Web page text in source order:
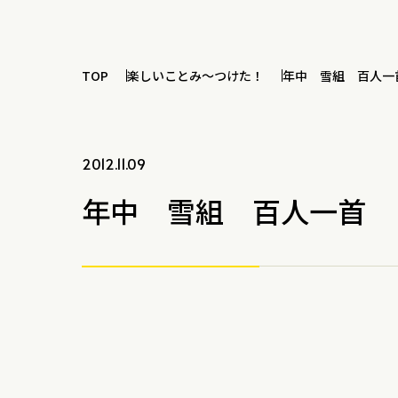
TOP 楽しいことみ～つけた！ 年中 雪組 百人一
2012.11.09
年中 雪組 百人一首